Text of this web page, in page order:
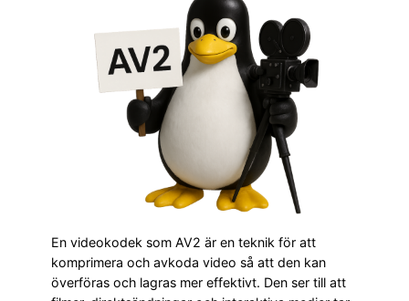
En videokodek som AV2 är en teknik för att
komprimera och avkoda video så att den kan
överföras och lagras mer effektivt. Den ser till att